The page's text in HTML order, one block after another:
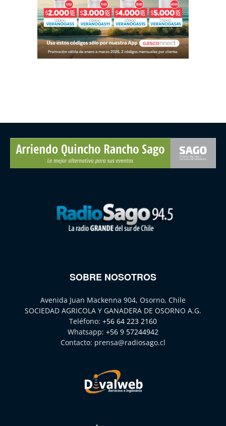
SOBRE NOSOTROS
Avenida Juan Mackenna 904, Osorno, Chile
SOCIEDAD AGRICOLA Y GANADERA DE OSORNO A.G.
Teléfono: +56 64 223 2160
Whatsapp: +56 9 57244942
Contacto: prensa@radiosago.cl